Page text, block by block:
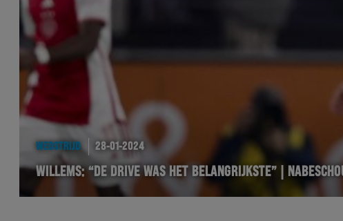
WEDSTRIJD 28-01-2024
WILLEMS: “DE DRIVE WAS HET BELANGRIJKSTE” |